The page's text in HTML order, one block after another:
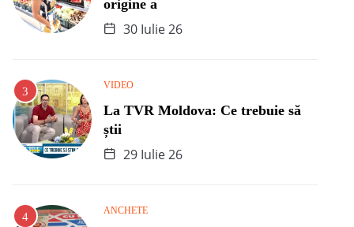
origine a
30 Iulie 26
VIDEO
La TVR Moldova: Ce trebuie să
știi
29 Iulie 26
ANCHETE